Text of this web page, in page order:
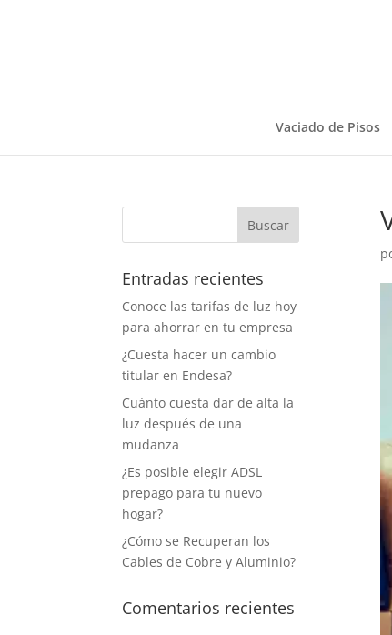
Vaciado de Pisos
Entradas recientes
Conoce las tarifas de luz hoy
para ahorrar en tu empresa
¿Cuesta hacer un cambio
titular en Endesa?
Cuánto cuesta dar de alta la
luz después de una
mudanza
¿Es posible elegir ADSL
prepago para tu nuevo
hogar?
¿Cómo se Recuperan los
Cables de Cobre y Aluminio?
Comentarios recientes